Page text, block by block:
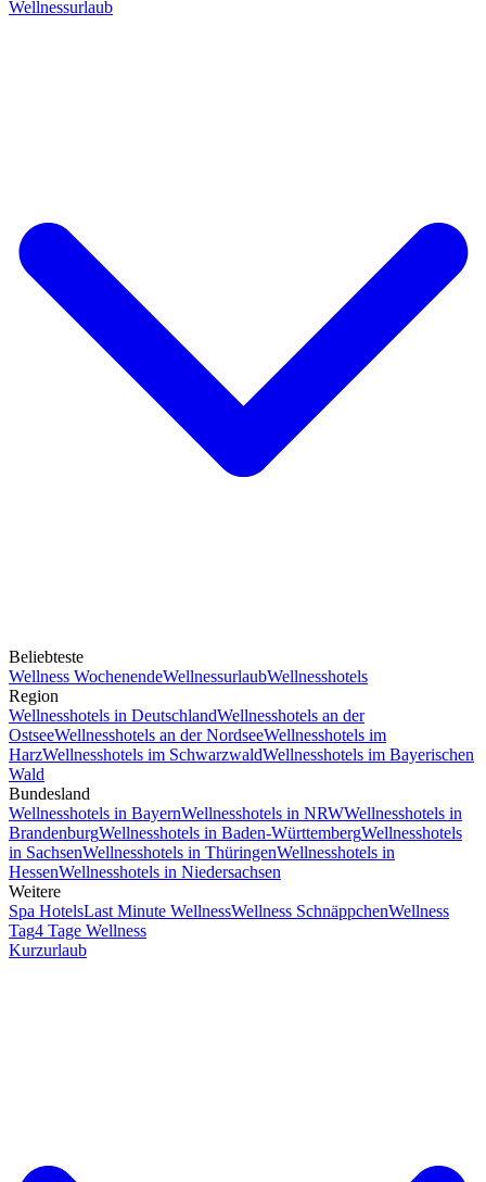
Wellnessurlaub
Beliebteste
Wellness WochenendeWellnessurlaubWellnesshotels
Region
Wellnesshotels in DeutschlandWellnesshotels an der
OstseeWellnesshotels an der NordseeWellnesshotels im
HarzWellnesshotels im SchwarzwaldWellnesshotels im Bayerischen
Wald
Bundesland
Wellnesshotels in BayernWellnesshotels in NRWWellnesshotels in
BrandenburgWellnesshotels in Baden-WürttembergWellnesshotels
in SachsenWellnesshotels in ThüringenWellnesshotels in
HessenWellnesshotels in Niedersachsen
Weitere
Spa HotelsLast Minute WellnessWellness SchnäppchenWellness
Tag4 Tage Wellness
Kurzurlaub